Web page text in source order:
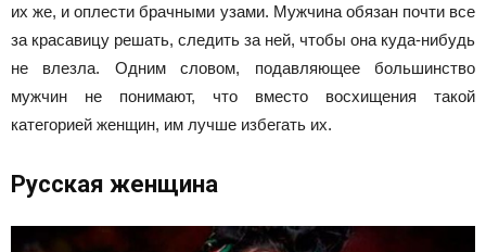
их же, и оплести брачными узами. Мужчина обязан почти все
за красавицу решать, следить за ней, чтобы она куда-нибудь
не влезла. Одним словом, подавляющее большинство
мужчин не понимают, что вместо восхищения такой
категорией женщин, им лучше избегать их.
Русская женщина